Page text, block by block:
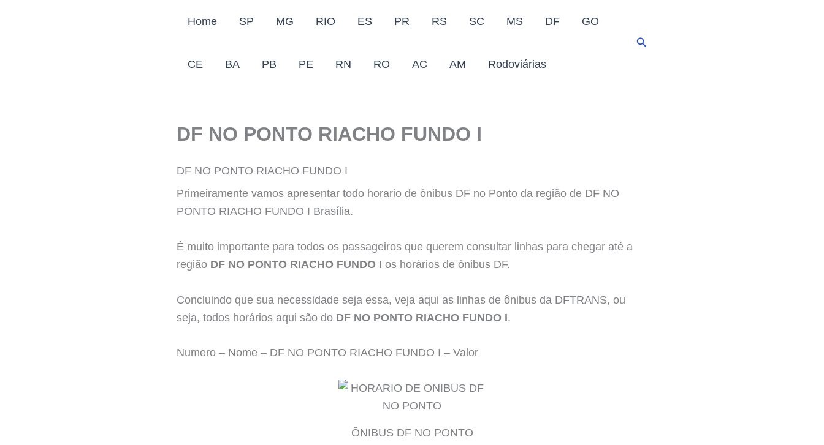
Home SP MG RIO ES PR RS SC MS DF GO
CE BA PB PE RN RO AC AM Rodoviárias
Pesquisar
DF NO PONTO RIACHO FUNDO I
DF NO PONTO RIACHO FUNDO I
Primeiramente vamos apresentar todo horario de ônibus DF no Ponto da região de DF NO
PONTO RIACHO FUNDO I Brasília.
É muito importante para todos os passageiros que querem consultar linhas para chegar até a
região DF NO PONTO RIACHO FUNDO I os horários de ônibus DF.
Concluindo que sua necessidade seja essa, veja aqui as linhas de ônibus da DFTRANS, ou
seja, todos horários aqui são do DF NO PONTO RIACHO FUNDO I.
Numero – Nome – DF NO PONTO RIACHO FUNDO I – Valor
ÔNIBUS DF NO PONTO